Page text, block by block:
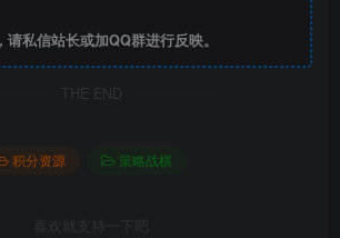
私信站长或加QQ群进行反映。
THE END
积分资源 策略战棋
喜欢就支持一下吧